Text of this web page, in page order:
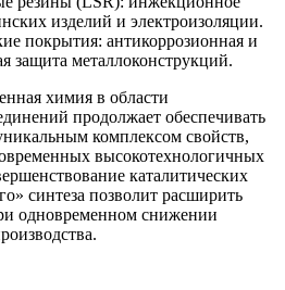
изделий и электроизоляции.
покрытия: антикоррозионная и
защита металлоконструкций.
химия в области
продолжает обеспечивать
комплексом свойств,
высокотехнологичных
каталитических
синтеза позволит расширить
одновременном снижении